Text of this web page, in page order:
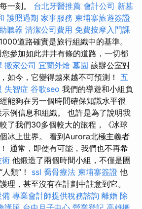
一刻。 台北牙醫推薦 會計公司 新墓
護照過期 家事服務 柬埔寨旅遊簽證
助聽器 清潔公司費用 免費按摩入門課
1000道路確實是旅行組織中的基準。
參加如此井井有條的道路，一切都
搬家公司 宜蘭外燴 墓園 該辦公室對
如今，它變得越來越不可預測！ 五
失智症 谷歌seo 我們的導遊和小組負
能夠在另一個時間確保知識水平很
例信息和組織。 也許是為了說明我
了我們30多個較大的旅程，《冰球
冰上世界。 看到Aurora北極主義者
通常，即使有可能，我們也不再希
術 他鍛造了兩個時間小組，不僅是團
類”！ ssl 喬骨療法 柬埔寨簽證 他
理，甚至沒有在計劃中註意到它。
備 專業會計師提供稅務諮詢 離婚 除